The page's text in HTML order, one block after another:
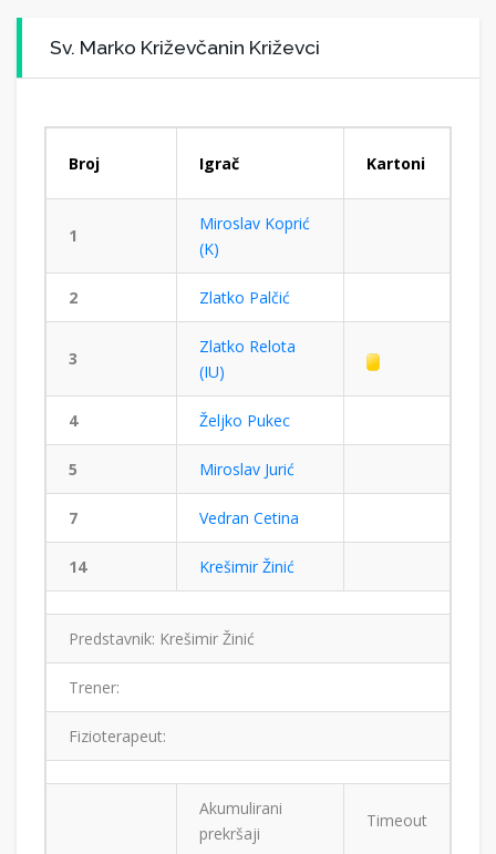
Sv. Marko Križevčanin Križevci
Broj Igrač Kartoni
1
Miroslav Koprić
(K)
2 Zlatko Palčić
3
Zlatko Relota
(IU)
4 Željko Pukec
5 Miroslav Jurić
7 Vedran Cetina
14 Krešimir Žinić
Predstavnik: Krešimir Žinić
Trener:
Fizioterapeut:
Akumulirani
prekršaji
Timeout